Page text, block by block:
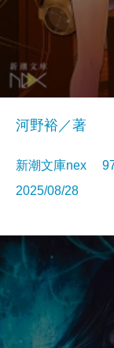
河野裕／著
新潮文庫nex
2025/08/28